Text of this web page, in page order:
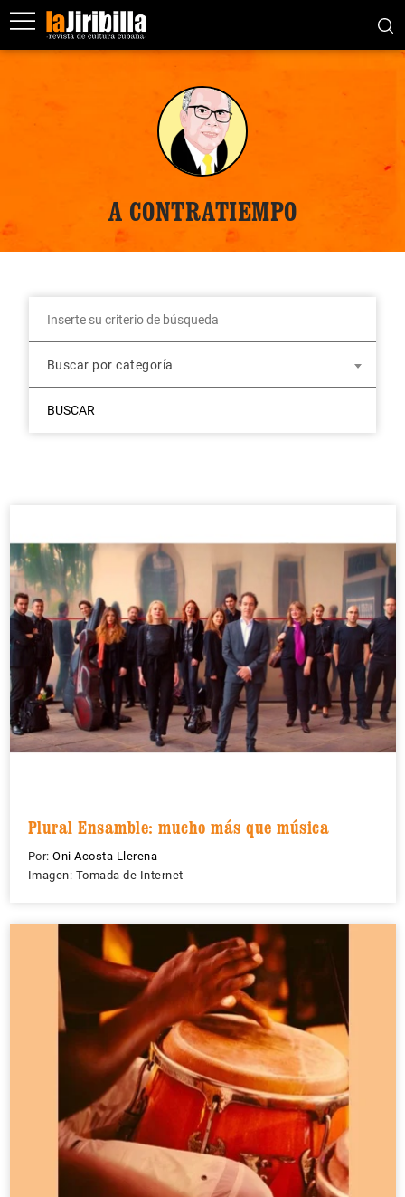
A CONTRATIEMPO
Buscar por categoría
BUSCAR
Plural Ensamble: mucho más que música
Por: Oni Acosta Llerena
Imagen: Tomada de Internet